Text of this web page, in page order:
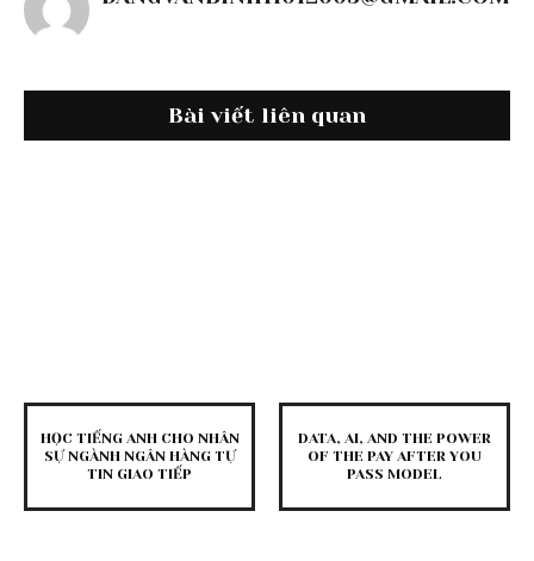
Bài viết liên quan
HỌC TIẾNG ANH CHO NHÂN
SỰ NGÀNH NGÂN HÀNG TỰ
TIN GIAO TIẾP
DATA, AI, AND THE POWER
OF THE PAY AFTER YOU
PASS MODEL